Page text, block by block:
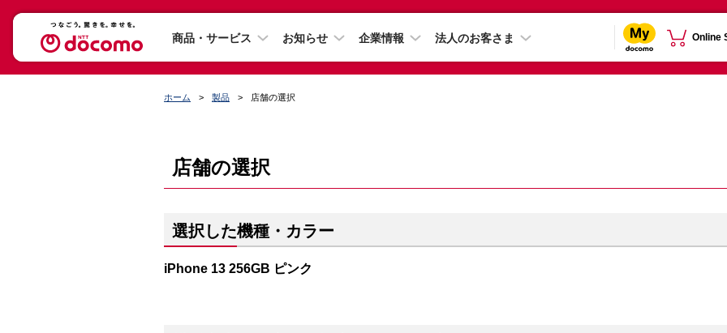
商品・サービス お知らせ 企業情報 法人のお客さま Online
ホーム 製品 店舗の選択
店舗の選択
選択した機種・カラー
iPhone 13 256GB ピンク